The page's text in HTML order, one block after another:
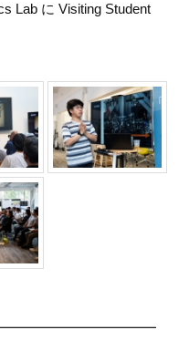
Lab に Visiting Student